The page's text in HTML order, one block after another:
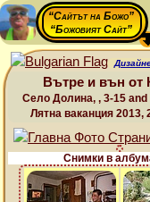
“Сайтът на Божо”
“Божовият Сайт”
Вътре и вън от
Село Долина, , 3-15 and
Лятна ваканция 2013,
Снимки в